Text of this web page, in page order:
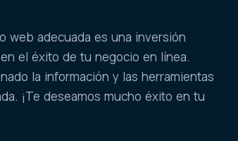
web adecuada es una inversión
el éxito de tu negocio en línea.
la información y las herramientas
¡Te deseamos mucho éxito en tu